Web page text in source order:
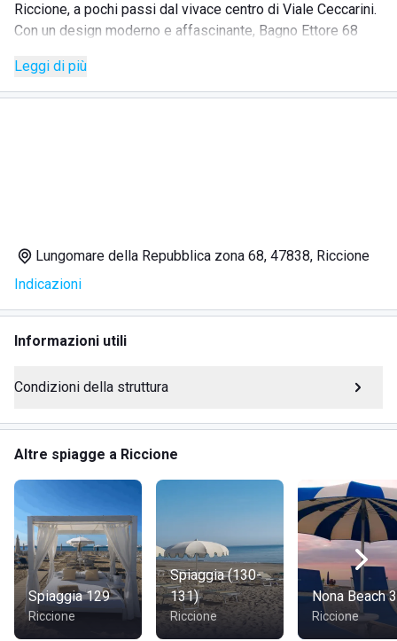
Riccione, a pochi passi dal vivace centro di Viale Ceccarini.
Con un design moderno e affascinante, Bagno Ettore 68
romagnola, rendendolo una scelta popolare tra famiglie e
giovani. La struttura vanta un'area piscina in legno con
Spogliatoi
Docce
Cabine private con cassaforte e deposito giochi
Tavoli da ping-pong e biliardino
Noleggio lettini e ombrelloni
Frigoriferi per conservare cibi e bevande
I bambini possono divertirsi con l'animazione, mentre il
play park offre un'area ampia, protetta e sicura. Gli adulti
possono partecipare a sfide e tornei nel campo da beach
volley. La spiaggia di sabbia finissima offre un accesso
comodo al mare, con la possibilità di noleggiare lettini maxi
per maggiore comfort. I frigoriferi sono a disposizione per
conservar cibi e bevande.
Leggi di più
Lungomare della Repubblica zona 68, 47838, Riccione
Indicazioni
Informazioni utili
Condizioni della struttura
Altre spiagge a Riccione
Spiaggia 129
Riccione
Spiaggia (130-
131)
Riccione
Nona Beach
Riccione